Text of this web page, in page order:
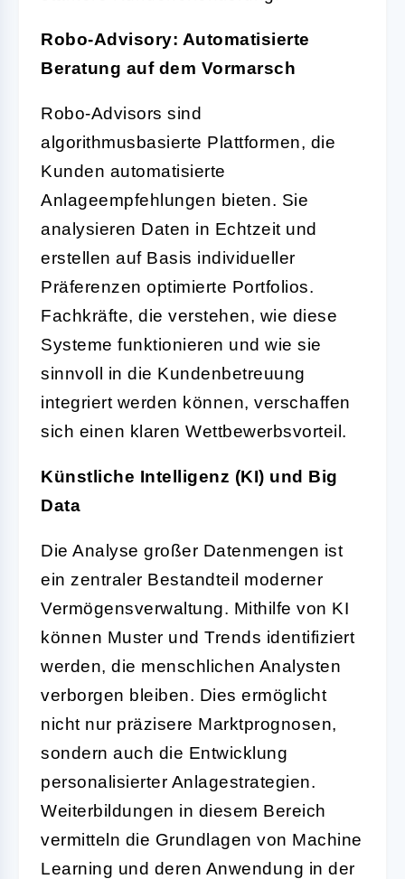
Robo-Advisory: Automatisierte
Beratung auf dem Vormarsch
Robo-Advisors sind
algorithmusbasierte Plattformen, die
Kunden automatisierte
Anlageempfehlungen bieten. Sie
analysieren Daten in Echtzeit und
erstellen auf Basis individueller
Präferenzen optimierte Portfolios.
Fachkräfte, die verstehen, wie diese
Systeme funktionieren und wie sie
sinnvoll in die Kundenbetreuung
integriert werden können, verschaffen
sich einen klaren Wettbewerbsvorteil.
Künstliche Intelligenz (KI) und Big
Data
Die Analyse großer Datenmengen ist
ein zentraler Bestandteil moderner
Vermögensverwaltung. Mithilfe von KI
können Muster und Trends identifiziert
werden, die menschlichen Analysten
verborgen bleiben. Dies ermöglicht
nicht nur präzisere Marktprognosen,
sondern auch die Entwicklung
personalisierter Anlagestrategien.
Weiterbildungen in diesem Bereich
vermitteln die Grundlagen von Machine
Learning und deren Anwendung in der